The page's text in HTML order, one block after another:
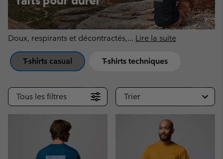
Doux, respirants et décontractés,... Lire la suite
T-shirts casual T-shirts techniques
Tous les filtres Trier